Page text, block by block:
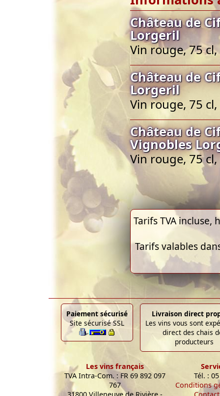
Château de
Lorgeril
Vin rouge, 75
Château de
Lorgeril
Vin rouge, 75
Château de
Vignobles
Vin rouge, 75
Tarifs TVA
Tarifs valables
Paiement sécurisé
Site sécurisé SSL
Livraison direct
Les vins vous sont
direct des chais
producteurs
Les vins français
TVA Intra-Com. : FR 69 892 097
767
31800 Villeneuve de Rivière -
Tél. :
Conditions
Contact